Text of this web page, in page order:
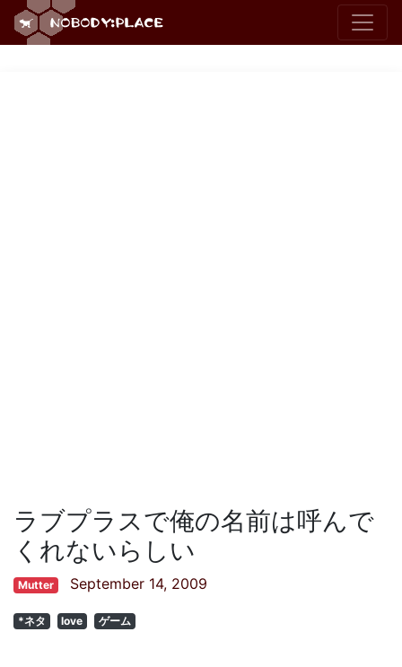
ラブプラスで俺の名前は呼んで
くれないらしい
Mutter September 14, 2009
*ネタ love ゲーム